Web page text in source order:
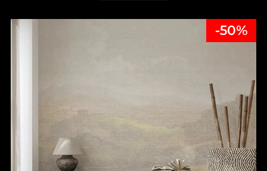
-50%